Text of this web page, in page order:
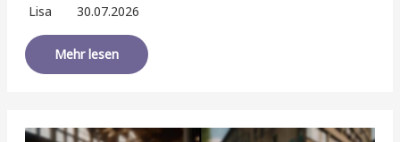
Lisa 30.07.2026
Mehr lesen